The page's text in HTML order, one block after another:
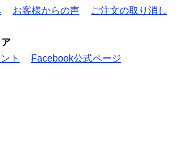
お客様からの声 ご注文の取り消し
ト
Facebook公式ページ